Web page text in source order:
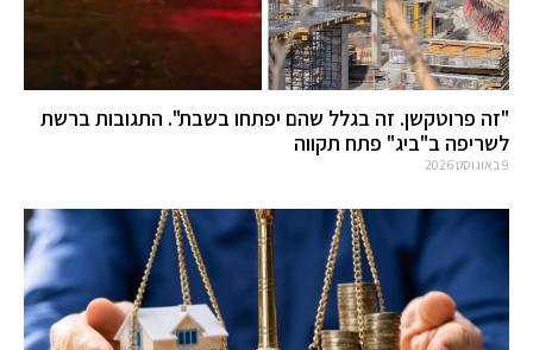
"זה פרוטקשן. זה בגלל שהם יפתחו בשבת". התגובות ברשת
לשריפה ב"ביג" פתח תקווה
9 באוגוסט 2026